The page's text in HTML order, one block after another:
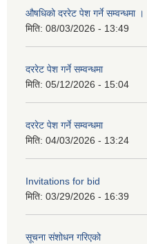
औषधिको दररेट पेश गर्ने सम्वन्धमा ।
मिति: 08/03/2026 - 13:49
दररेट पेश गर्ने सम्वन्धमा
मिति: 05/12/2026 - 15:04
दररेट पेश गर्ने सम्वन्धमा
मिति: 04/03/2026 - 13:24
Invitations for bid
मिति: 03/29/2026 - 16:39
सूचना संशोधन गरिएको